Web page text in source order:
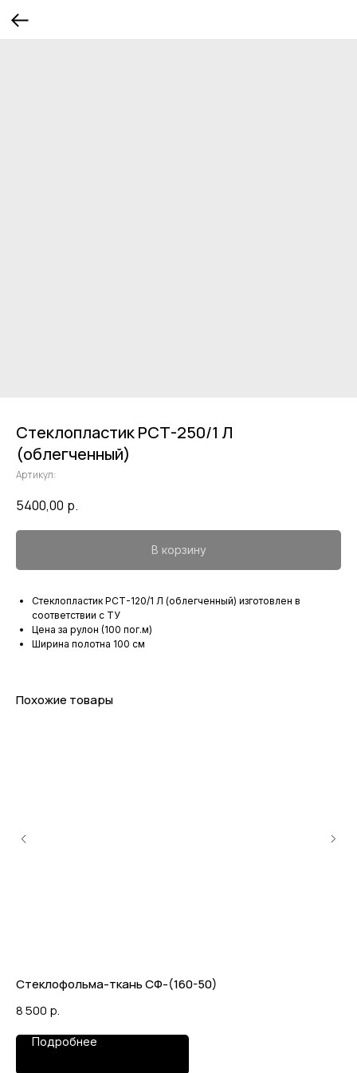
Стеклопластик РСТ-250/1 Л
(облегченный)
Артикул:
5400,00 р.
В корзину
Стеклопластик РСТ-120/1 Л (облегченный) изготовлен в
соответствии с ТУ
Цена за рулон (100 пог.м)
Ширина полотна 100 см
Похожие товары
Стеклофольма-ткань СФ-(160-50)
8 500 р.
Подробнее